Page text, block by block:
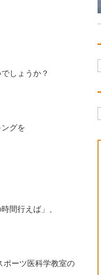
しょうか？
グを
間行えば」、
ポーツ医科学教室の